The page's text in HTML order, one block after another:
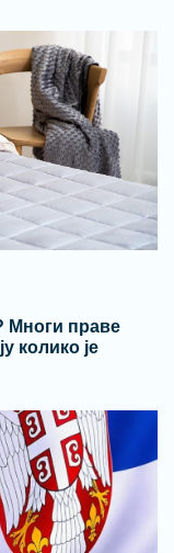
Многи праве
колико је